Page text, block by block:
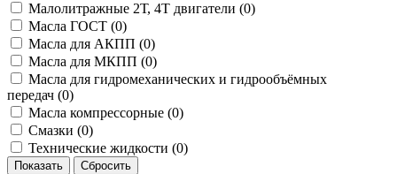
Малолитражные 2Т, 4Т двигатели (0)
Масла ГОСТ (0)
Масла для АКПП (0)
Масла для МКПП (0)
Масла для гидромеханических и гидрообъёмных
передач (0)
Масла компрессорные (0)
Смазки (0)
Технические жидкости (0)